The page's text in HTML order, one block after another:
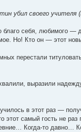
убил своего учителя
себя, любимого
Но! Кто он — этот
перестали
выразили
в этот раз —
самый гость не раз
Когда-то